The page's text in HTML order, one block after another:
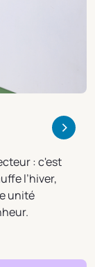
>
: c'est
l’hiver,
unité